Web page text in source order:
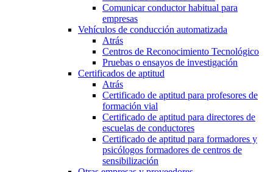
Comunicar conductor habitual para
empresas
Vehículos de conducción automatizada
Atrás
Centros de Reconocimiento Tecnológico
Pruebas o ensayos de investigación
Certificados de aptitud
Atrás
Certificado de aptitud para profesores de
formación vial
Certificado de aptitud para directores de
escuelas de conductores
Certificado de aptitud para formadores y
psicólogos formadores de centros de
sensibilización